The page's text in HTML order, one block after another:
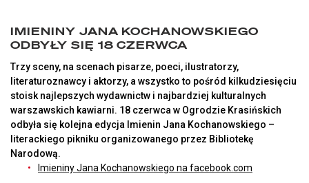
IMIENINY JANA KOCHANOWSKIEGO
ODBYŁY SIĘ 18 CZERWCA
Trzy sceny, na scenach pisarze, poeci, ilustratorzy,
literaturoznawcy i aktorzy, a wszystko to pośród kilkudziesięciu
stoisk najlepszych wydawnictw i najbardziej kulturalnych
warszawskich kawiarni. 18 czerwca w Ogrodzie Krasińskich
odbyła się kolejna edycja Imienin Jana Kochanowskiego –
literackiego pikniku organizowanego przez Bibliotekę
Narodową.
Imieniny Jana Kochanowskiego na facebook.com